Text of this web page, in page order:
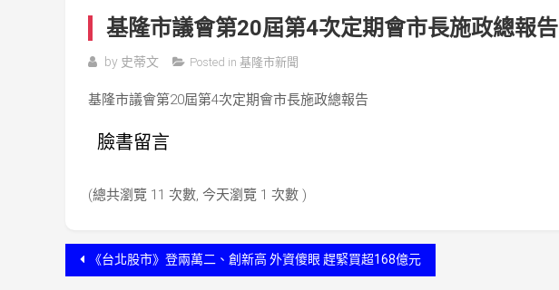
基隆市議會第20屆第4次定期會市長施政總報告
by 史蒂文 Posted in 基隆市新聞
基隆市議會第20屆第4次定期會市長施政總報告
臉書留言
(總共瀏覽 11 次數, 今天瀏覽 1 次數 )
文
《台北股市》登兩萬二、創新高 外資傻眼 趕緊買超168億元